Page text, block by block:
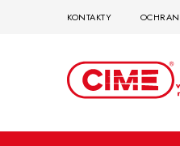
KONTAKTY